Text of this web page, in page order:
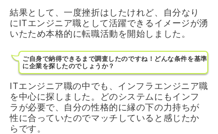
結果として、一度挫折はしたけれど、自分なり
にITエンジニア職として活躍できるイメージが湧
いたため本格的に転職活動を開始しました。
ご自身で納得できるまで調査したのですね！どんな条件を基準
に企業を探したのでしょうか？
ITエンジニア職の中でも、インフラエンジニア職
を中心に探しました。どのシステムにもインフ
ラが必要で、自分の性格的に縁の下の力持ちが
性に合っていたのでマッチしていると感じたか
らです。